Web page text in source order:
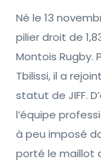
Né le 13
pilier droit de
Montois Rugby.
Tbilissi, il a
statut de JIFF.
l’équipe
à peu imposé
porté le maillot